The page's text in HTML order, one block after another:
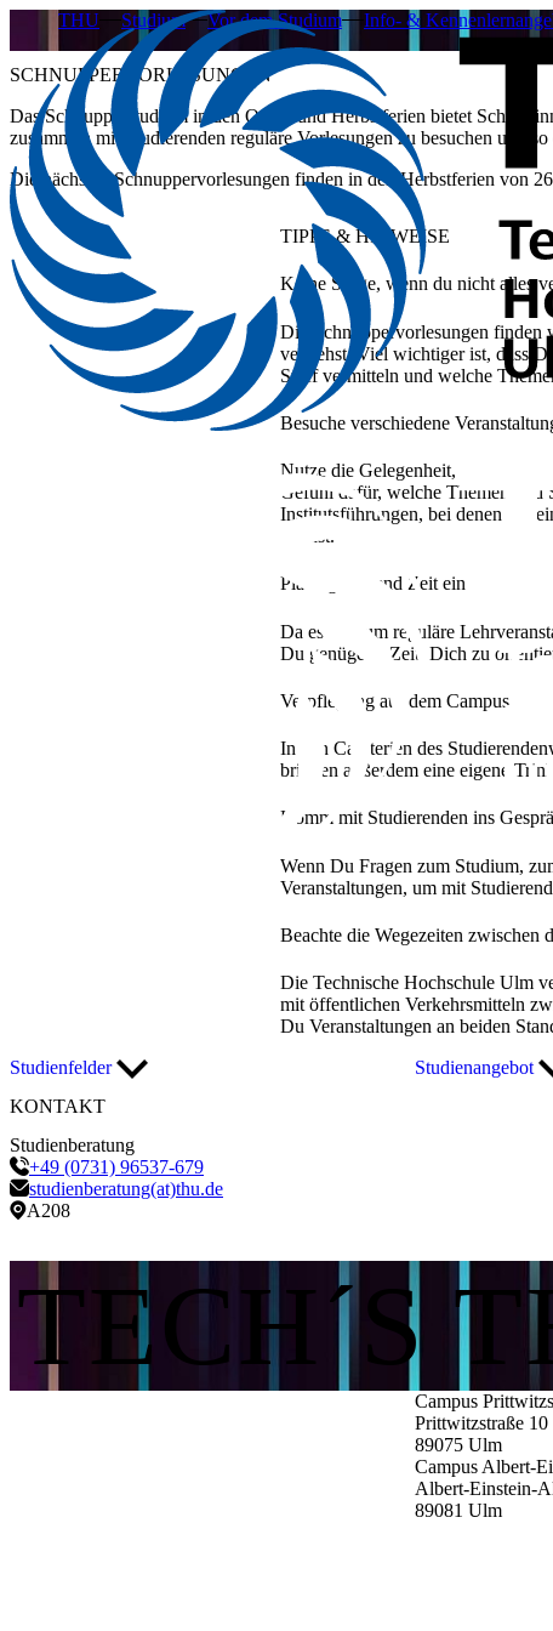
THU Studium Vor dem Studium Info- &
SCHNUPPERVORLESUNGEN
​​​​​​​​​​​​​​​​​​​​​​​​​​​​​​​​​​​​​​​​​​​​​​​​​​​​​​​​​​​​​​​​​​​​​​​Das Schnupperstudium in den Oster- und Herbstferien bietet
zusammen mit Studierenden reguläre Vorlesungen zu besuchen und
Die nächsten Schnuppervorlesungen finden in denHerbstferien von
TIPPS & HINWEISE
Keine Sorge, wenn du nicht alles
Die Schnuppervorlesungen finden
verstehst. Viel wichtiger ist, dass
Stoff vermitteln und welche
Besuche verschiedene
Nutze die Gelegenheit,
Gefühl dafür, welche Themen und
Institutsführungen, bei denen Du
kannst.
Plane genügend Zeit ein
Da es sich um reguläre
Du genügend Zeit, Dich zu
Verpflegung auf dem Campus
In den Cafeterien des
bringen außerdem eine eigene
Komm mit Studierenden ins
Wenn Du Fragen zum Studium,
Veranstaltungen, um mit
Beachte die Wegezeiten zwischen
Die Technische Hochschule Ulm
mit öffentlichen Verkehrsmitteln
Du Veranstaltungen an beiden
Studienfelder
Studienangebot
KONTAKT
Studienberatung
+49 (0731) 96537-679
studienberatung(at)thu.de
A208
TECH´S
Campus
Prittwitzstraße 10
89075 Ulm
Campus Albert-
Albert-Einstein-
89081 Ulm